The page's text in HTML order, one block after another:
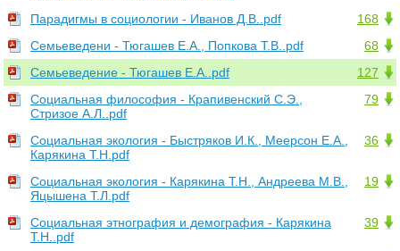
168
Парадигмы в социологии - Иванов Д.В..pdf
68
Семьеведени - Тюгашев Е.А., Попкова Т.В..pdf
127
Семьеведение - Тюгашев Е.А..pdf
79
Социальная философия - Крапивенский С.Э.,
Стризое А.Л..pdf
36
Социальная экология - Быстряков И.К., Меерсон Е.А.,
Карякина Т.Н.pdf
19
Социальная экология - Карякина Т.Н., Андреева М.В.,
Яцышена Т.Л.pdf
39
Социальная этнография и демография - Карякина
Т.Н..pdf